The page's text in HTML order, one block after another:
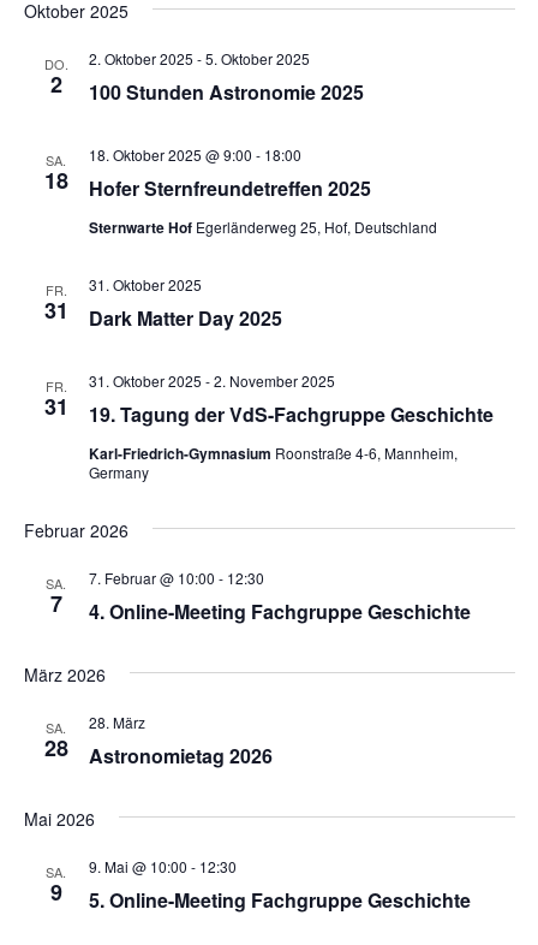
Oktober 2025
DO.
2 100 Stunden Astronomie 2025
2. Oktober 2025 -5. Oktober 2025
SA.
18 Hofer Sternfreundetreffen 2025
18. Oktober 2025 @ 9:00 - 18:00
Sternwarte Hof Egerländerweg 25, Hof, Deutschland
FR.
31 Dark Matter Day 2025
31. Oktober 2025
FR.
31 19. Tagung der VdS-Fachgruppe Geschichte
31. Oktober 2025 -2. November 2025
Karl-Friedrich-Gymnasium Roonstraße 4-6, Mannheim,
Germany
Februar 2026
SA.
7 4. Online-Meeting Fachgruppe Geschichte
7. Februar @ 10:00 - 12:30
März 2026
SA.
28 Astronomietag 2026
28. März
Mai 2026
SA.
9 5. Online-Meeting Fachgruppe Geschichte
9. Mai @ 10:00 - 12:30